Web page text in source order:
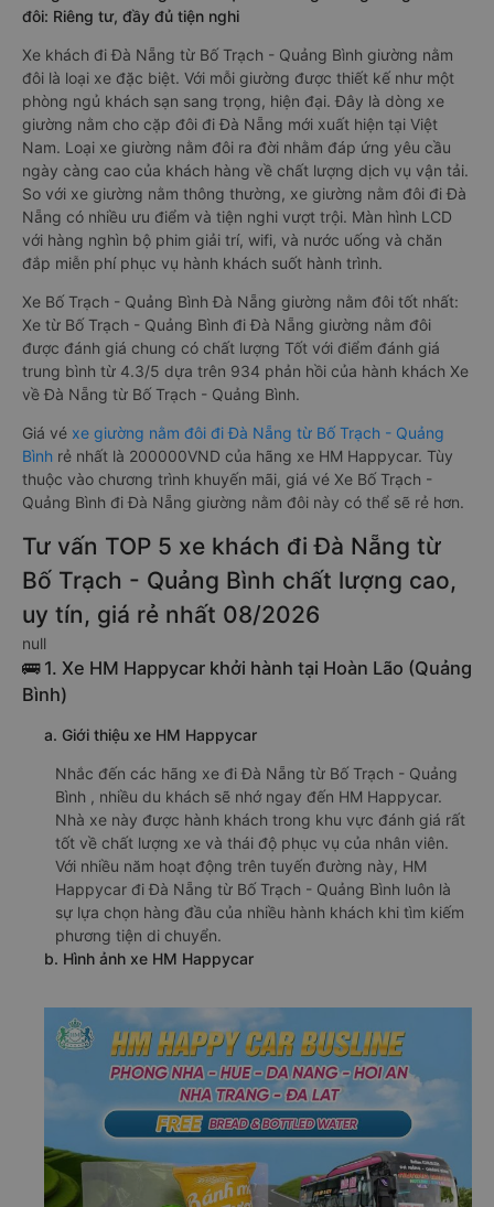
đôi: Riêng tư, đầy đủ tiện nghi
Xe khách đi Đà Nẵng từ Bố Trạch - Quảng Bình giường nằm
đôi là loại xe đặc biệt. Với mỗi giường được thiết kế như một
phòng ngủ khách sạn sang trọng, hiện đại. Đây là dòng xe
giường nằm cho cặp đôi đi Đà Nẵng mới xuất hiện tại Việt
Nam. Loại xe giường nằm đôi ra đời nhằm đáp ứng yêu cầu
ngày càng cao của khách hàng về chất lượng dịch vụ vận tải.
So với xe giường nằm thông thường, xe giường nằm đôi đi Đà
Nẵng có nhiều ưu điểm và tiện nghi vượt trội. Màn hình LCD
với hàng nghìn bộ phim giải trí, wifi, và nước uống và chăn
đắp miễn phí phục vụ hành khách suốt hành trình.
Xe Bố Trạch - Quảng Bình Đà Nẵng giường nằm đôi tốt nhất:
Xe từ Bố Trạch - Quảng Bình đi Đà Nẵng giường nằm đôi
được đánh giá chung có chất lượng Tốt với điểm đánh giá
trung bình từ 4.3/5 dựa trên 934 phản hồi của hành khách Xe
về Đà Nẵng từ Bố Trạch - Quảng Bình.
Giá vé xe giường nằm đôi đi Đà Nẵng từ Bố Trạch - Quảng
Bình rẻ nhất là 200000VND của hãng xe HM Happycar. Tùy
thuộc vào chương trình khuyến mãi, giá vé Xe Bố Trạch -
Quảng Bình đi Đà Nẵng giường nằm đôi này có thể sẽ rẻ hơn.
Tư vấn TOP 5 xe khách đi Đà Nẵng từ
Bố Trạch - Quảng Bình chất lượng cao,
uy tín, giá rẻ nhất 08/2026
null
🚌 1. Xe HM Happycar khởi hành tại Hoàn Lão (Quảng
Bình)
a. Giới thiệu xe HM Happycar
Nhắc đến các hãng xe đi Đà Nẵng từ Bố Trạch - Quảng
Bình , nhiều du khách sẽ nhớ ngay đến HM Happycar.
Nhà xe này được hành khách trong khu vực đánh giá rất
tốt về chất lượng xe và thái độ phục vụ của nhân viên.
Với nhiều năm hoạt động trên tuyến đường này, HM
Happycar đi Đà Nẵng từ Bố Trạch - Quảng Bình luôn là
sự lựa chọn hàng đầu của nhiều hành khách khi tìm kiếm
phương tiện di chuyển.
b. Hình ảnh xe HM Happycar